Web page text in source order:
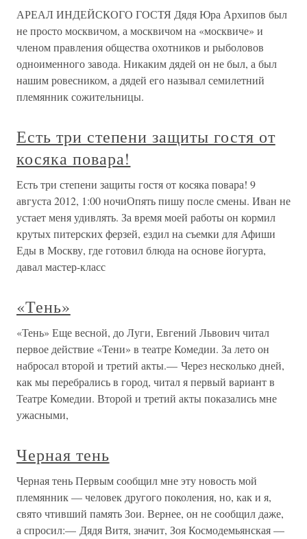
АРЕАЛ ИНДЕЙСКОГО ГОСТЯ Дядя Юра Архипов был
не просто москвичом, а москвичом на «москвиче» и
членом правления общества охотников и рыболовов
одноименного завода. Никаким дядей он не был, а был
нашим ровесником, а дядей его называл семилетний
племянник сожительницы.
Есть три степени защиты гостя от
косяка повара!
Есть три степени защиты гостя от косяка повара! 9
августа 2012, 1:00 ночиОпять пишу после смены. Иван не
устает меня удивлять. За время моей работы он кормил
крутых питерских ферзей, ездил на съемки для Афиши
Еды в Москву, где готовил блюда на основе йогурта,
давал мастер-класс
«Тень»
«Тень» Еще весной, до Луги, Евгений Львович читал
первое действие «Тени» в театре Комедии. За лето он
набросал второй и третий акты.— Через несколько дней,
как мы перебрались в город, читал я первый вариант в
Театре Комедии. Второй и третий акты показались мне
ужасными,
Черная тень
Черная тень Первым сообщил мне эту новость мой
племянник — человек другого поколения, но, как и я,
свято чтивший память Зои. Вернее, он не сообщил даже,
а спросил:— Дядя Витя, значит, Зоя Космодемьянская —